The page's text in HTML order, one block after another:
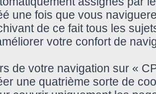
une fois que vous
de ce fait tous les
votre confort de
de votre navigation sur «
une quatrième sorte de